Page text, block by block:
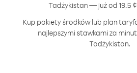
Tadżykistan — już od 19.5
Kup pakiety środków lub plan
najlepszymi stawkami za
Tadżykistan.